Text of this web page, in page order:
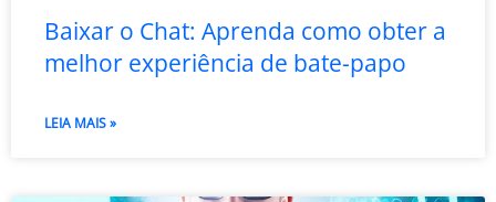
Baixar o Chat: Aprenda como obter a
melhor experiência de bate-papo
LEIA MAIS »